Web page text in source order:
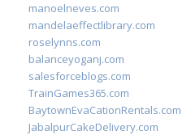
manoelneves.com
mandelaeffectlibrary.com
roselynns.com
balanceyoganj.com
salesforceblogs.com
TrainGames365.com
BaytownEvaCationRentals.com
JabalpurCakeDelivery.com